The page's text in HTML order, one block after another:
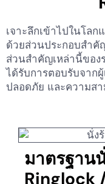
เจาะลึกเข้าไปในโลก
ด้วยส่วนประกอบสำคั
ส่วนสำคัญเหล่านี้ของ
ได้รับการตอบรับจาก
ปลอดภัย และความส
มาตรฐาน
Ringlock